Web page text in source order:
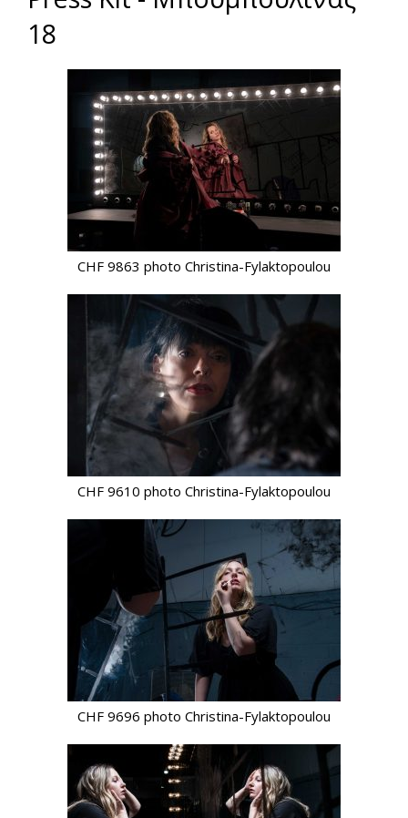
18
CHF 9863 photo Christina-Fylaktopoulou
CHF 9610 photo Christina-Fylaktopoulou
CHF 9696 photo Christina-Fylaktopoulou